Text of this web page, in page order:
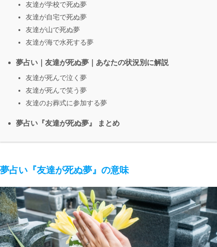
友達が学校で死ぬ夢
友達が自宅で死ぬ夢
友達が山で死ぬ夢
友達が海で水死する夢
夢占い｜友達が死ぬ夢｜あなたの状況別に解説
友達が死んで泣く夢
友達が死んで笑う夢
友達のお葬式に参加する夢
夢占い『友達が死ぬ夢』 まとめ
夢占い『友達が死ぬ夢』の意味